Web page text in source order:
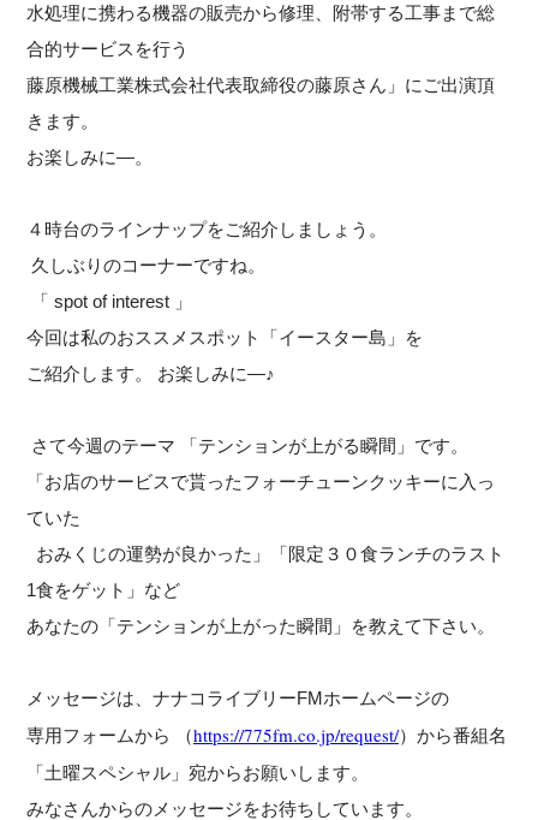
水処理に携わる機器の販売から修理、附帯する工事まで総
合的サービスを行う
藤原機械工業株式会社代表取締役の藤原さん」にご出演頂
きます。
お楽しみに―。
４時台のラインナップをご紹介しましょう。
久しぶりのコーナーですね。
「 spot of interest 」
今回は私のおススメスポット「イースター島」を
ご紹介します。 お楽しみに―♪
さて今週のテーマ 「テンションが上がる瞬間」です。
「お店のサービスで貰ったフォーチューンクッキーに入っ
ていた
おみくじの運勢が良かった」「限定３０食ランチのラスト
1食をゲット」など
あなたの「テンションが上がった瞬間」を教えて下さい。
メッセージは、ナナコライブリーFMホームページの
専用フォームから （https://775fm.co.jp/request/）から番組名
「土曜スペシャル」宛からお願いします。
みなさんからのメッセージをお待ちしています。